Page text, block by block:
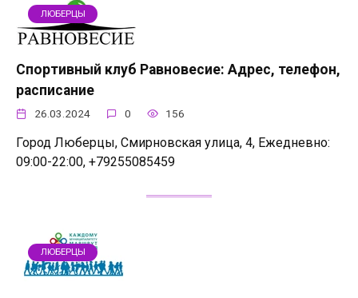
ЛЮБЕРЦЫ
Спортивный клуб Равновесие: Адрес, телефон,
расписание
26.03.2024 0 156
Город Люберцы, Смирновская улица, 4, Ежедневно:
09:00-22:00, +79255085459
ЛЮБЕРЦЫ